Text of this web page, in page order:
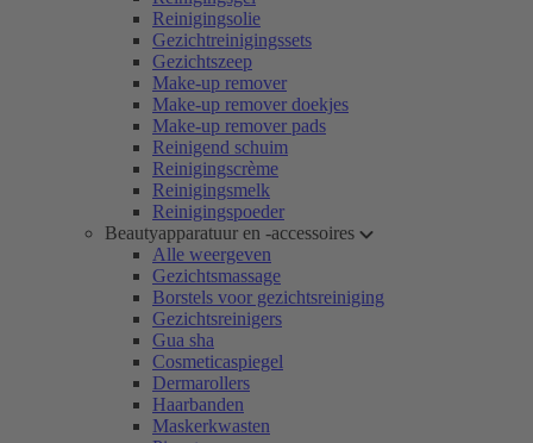
Reinigingsolie
Gezichtreinigingssets
Gezichtszeep
Make-up remover
Make-up remover doekjes
Make-up remover pads
Reinigend schuim
Reinigingscrème
Reinigingsmelk
Reinigingspoeder
Beautyapparatuur en -accessoires
Alle weergeven
Gezichtsmassage
Borstels voor gezichtsreiniging
Gezichtsreinigers
Gua sha
Cosmeticaspiegel
Dermarollers
Haarbanden
Maskerkwasten